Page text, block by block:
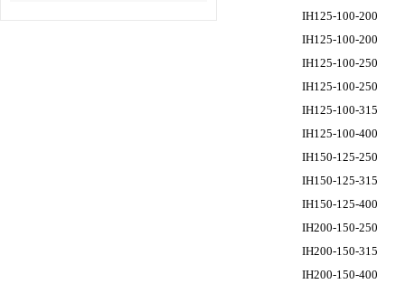
IH125-100-200
IH125-100-200
IH125-100-250
IH125-100-250
IH125-100-315
IH125-100-400
IH150-125-250
IH150-125-315
IH150-125-400
IH200-150-250
IH200-150-315
IH200-150-400